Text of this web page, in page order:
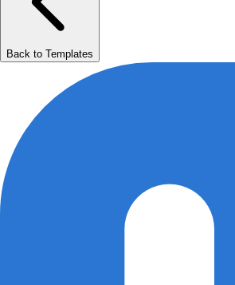
Back to Templates